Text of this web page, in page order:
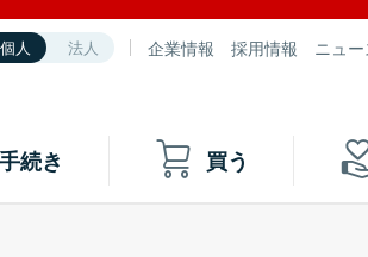
個人 法人 企業情報 採用情報 ニュ
続き 買う